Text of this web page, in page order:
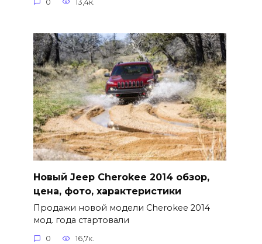
0 13,4к.
Новый Jeep Cherokee 2014 обзор,
цена, фото, характеристики
Продажи новой модели Cherokee 2014
мод. года стартовали
0 16,7к.